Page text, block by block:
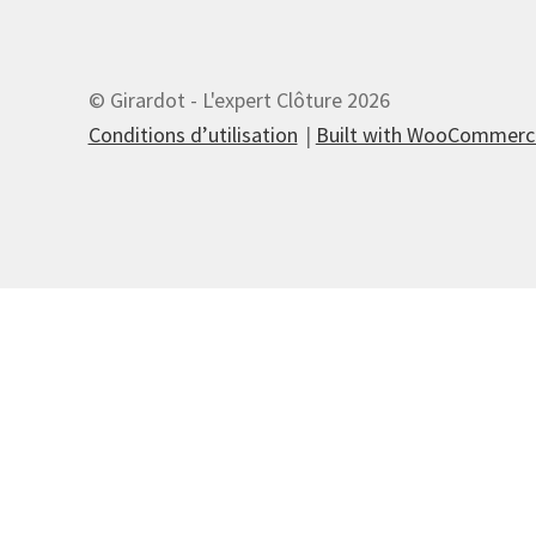
© Girardot - L'expert Clôture 2026
Conditions d’utilisation
Built with